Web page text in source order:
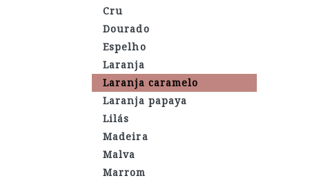
Cru
Dourado
Espelho
Laranja
Laranja caramelo
Laranja papaya
Lilás
Madeira
Malva
Marrom